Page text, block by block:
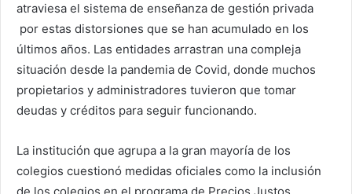
atraviesa el sistema de enseñanza de gestión privada
por estas distorsiones que se han acumulado en los
últimos años. Las entidades arrastran una compleja
situación desde la pandemia de Covid, donde muchos
propietarios y administradores tuvieron que tomar
deudas y créditos para seguir funcionando.
La institución que agrupa a la gran mayoría de los
colegios cuestionó medidas oficiales como la inclusión